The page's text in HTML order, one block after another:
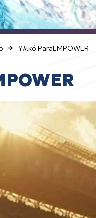
Υλικό ParaEMPOWER